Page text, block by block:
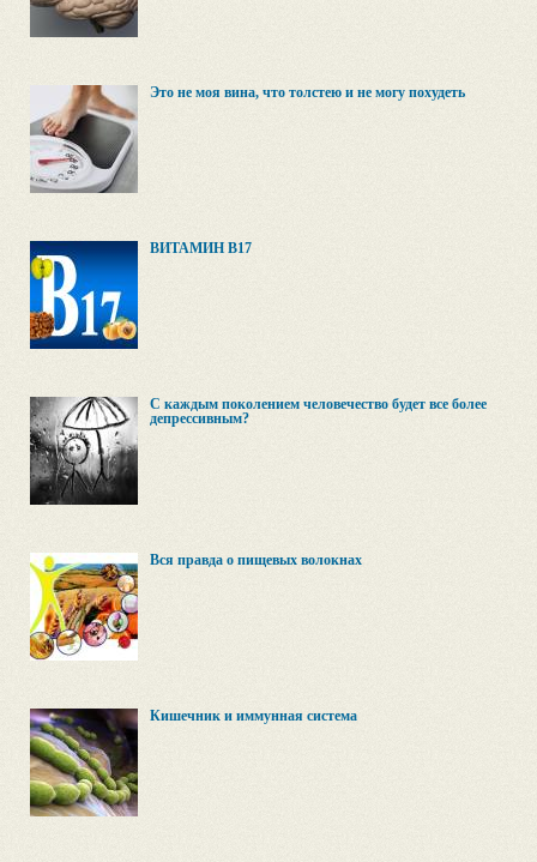
Это не моя вина, что толстею и не могу похудеть
ВИТАМИН В17
C каждым поколением человечество будет все более
депрессивным?
Вся правда о пищевых волокнах
Кишечник и иммунная система